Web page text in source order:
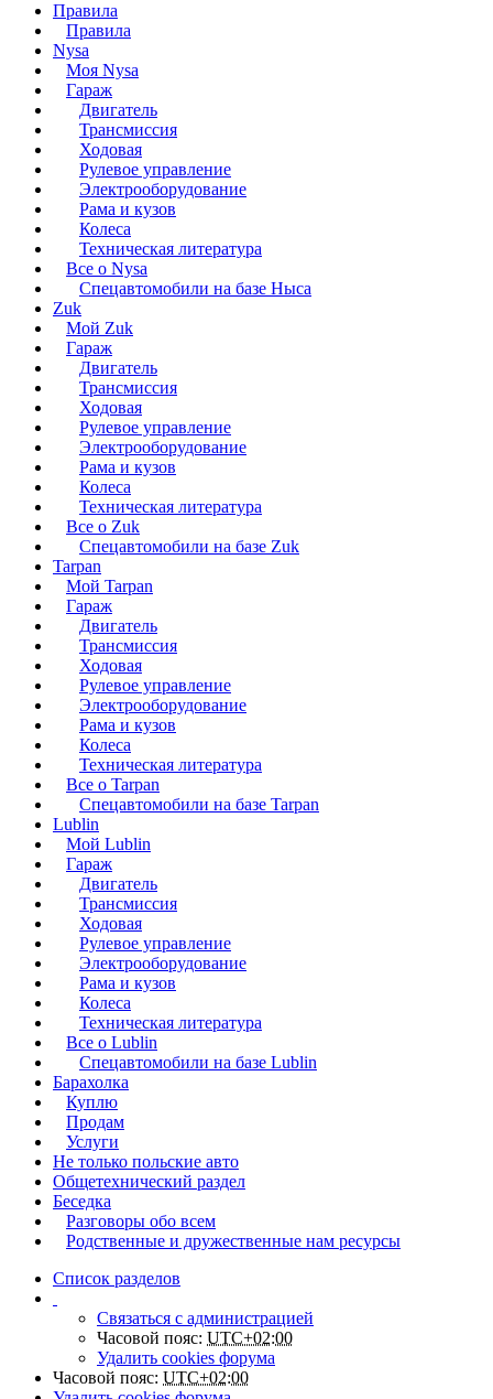
Правила
Правила
Nysa
Моя Nysa
Гараж
Двигатель
Трансмиссия
Ходовая
Рулевое управление
Электрооборудование
Рама и кузов
Колеса
Техническая литература
Все о Nysa
Спецавтомобили на базе Ныса
Zuk
Мой Zuk
Гараж
Двигатель
Трансмиссия
Ходовая
Рулевое управление
Электрооборудование
Рама и кузов
Колеса
Техническая литература
Все о Zuk
Спецавтомобили на базе Zuk
Tarpan
Мой Tarpan
Гараж
Двигатель
Трансмиссия
Ходовая
Рулевое управление
Электрооборудование
Рама и кузов
Колеса
Техническая литература
Все о Tarpan
Спецавтомобили на базе Tarpan
Lublin
Мой Lublin
Гараж
Двигатель
Трансмиссия
Ходовая
Рулевое управление
Электрооборудование
Рама и кузов
Колеса
Техническая литература
Все о Lublin
Спецавтомобили на базе Lublin
Барахолка
Куплю
Продам
Услуги
Не только польские авто
Общетехнический раздел
Беседка
Разговоры обо всем
Родственные и дружественные нам ресурсы
Список разделов
Связаться с администрацией
Часовой пояс: UTC+02:00
Удалить cookies форума
Часовой пояс: UTC+02:00